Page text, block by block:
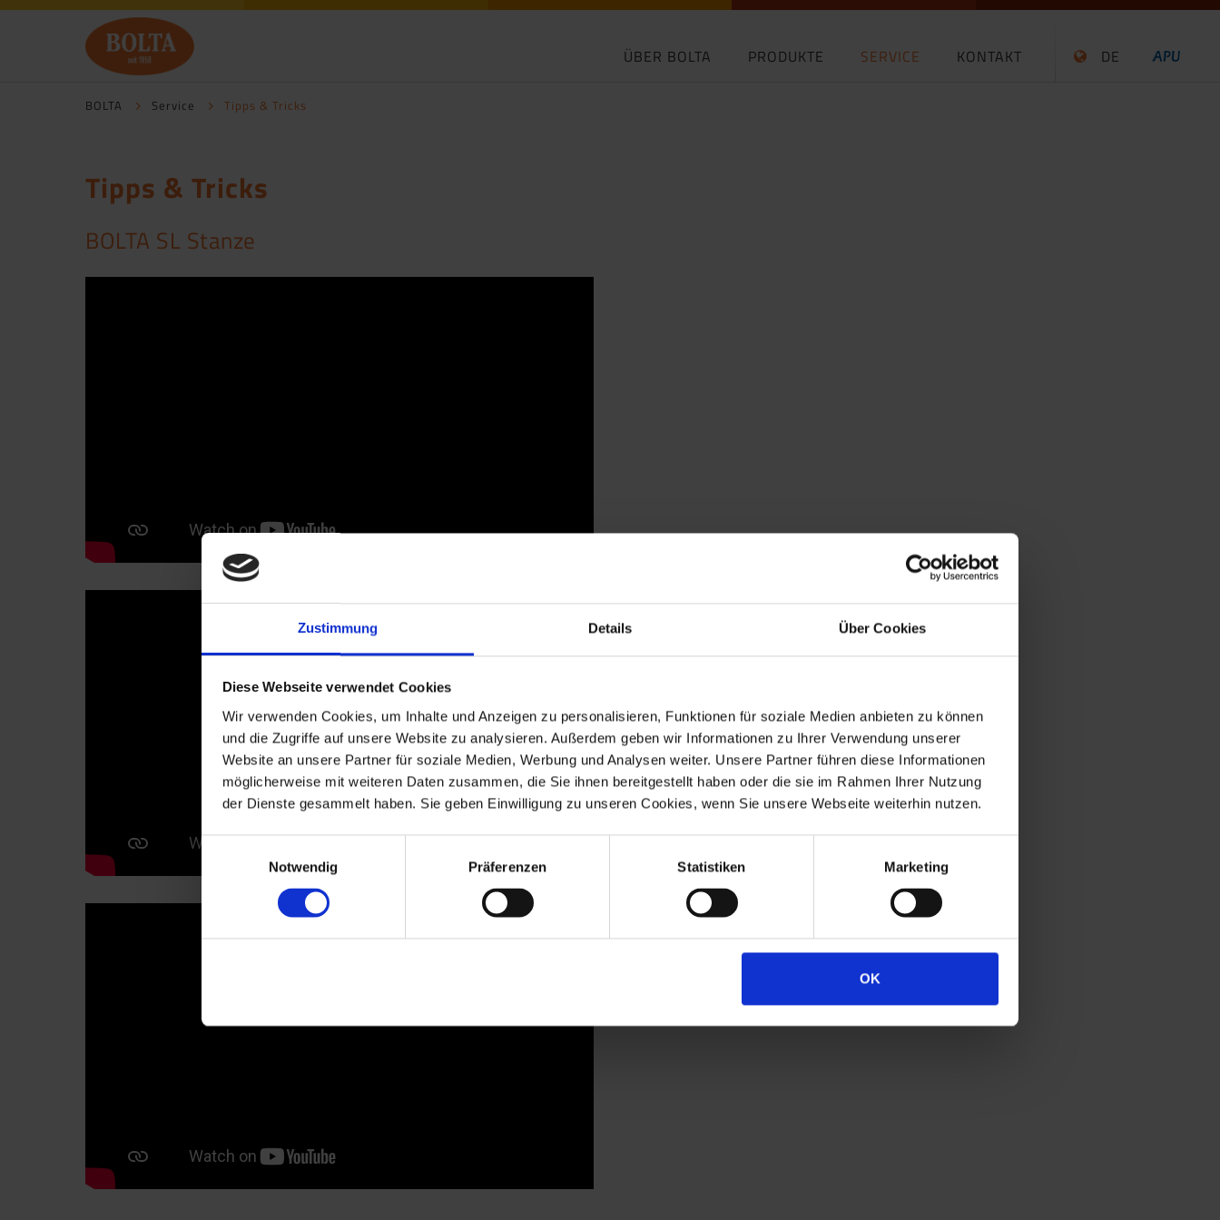
Zustimmung Details Über Cookies
Diese Webseite verwendet Cookies
Wir verwenden Cookies, um Inhalte und Anzeigen zu personalisieren, Funktionen für soziale Medien anbieten zu können
und die Zugriffe auf unsere Website zu analysieren. Außerdem geben wir Informationen zu Ihrer Verwendung unserer
Website an unsere Partner für soziale Medien, Werbung und Analysen weiter. Unsere Partner führen diese Informationen
möglicherweise mit weiteren Daten zusammen, die Sie ihnen bereitgestellt haben oder die sie im Rahmen Ihrer Nutzung
der Dienste gesammelt haben. Sie geben Einwilligung zu unseren Cookies, wenn Sie unsere Webseite weiterhin nutzen.
Einwilligungsauswahl
Notwendig
Präferenzen Statistiken Marketing
OK
ÜBER BOLTA PRODUKTE SERVICE KONTAKT DE
BOLTA Service Tipps & Tricks
Tipps & Tricks
BOLTA SL Stanze